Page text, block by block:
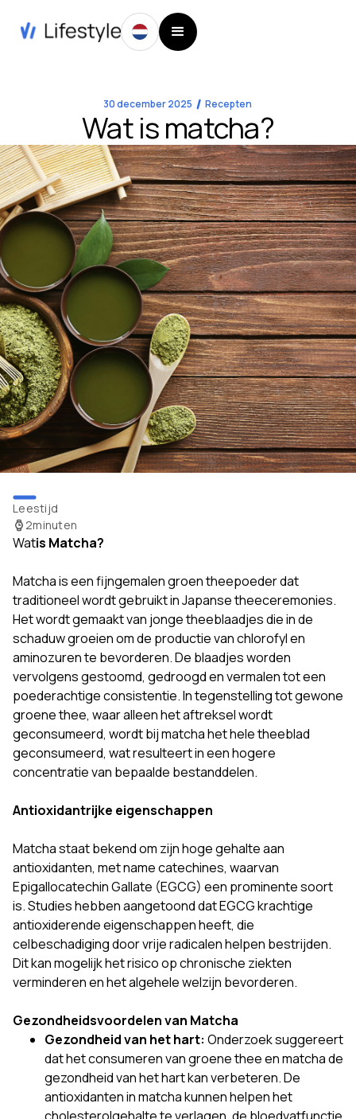
30 december 2025 Recepten
Wat is matcha?
Leestijd
2minuten
Watis Matcha?
Matcha is een fijngemalen groen theepoeder dat
traditioneel wordt gebruikt in Japanse theeceremonies.
Het wordt gemaakt van jonge theeblaadjes die in de
schaduw groeien om de productie van chlorofyl en
aminozuren te bevorderen. De blaadjes worden
vervolgens gestoomd, gedroogd en vermalen tot een
poederachtige consistentie. In tegenstelling tot gewone
groene thee, waar alleen het aftreksel wordt
geconsumeerd, wordt bij matcha het hele theeblad
geconsumeerd, wat resulteert in een hogere
concentratie van bepaalde bestanddelen.
Antioxidantrijke eigenschappen
Matcha staat bekend om zijn hoge gehalte aan
antioxidanten, met name catechines, waarvan
Epigallocatechin Gallate (EGCG) een prominente soort
is. Studies hebben aangetoond dat EGCG krachtige
antioxiderende eigenschappen heeft, die
celbeschadiging door vrije radicalen helpen bestrijden.
Dit kan mogelijk het risico op chronische ziekten
verminderen en het algehele welzijn bevorderen.
Gezondheidsvoordelen van Matcha
Gezondheid van het hart: Onderzoek suggereert
dat het consumeren van groene thee en matcha de
gezondheid van het hart kan verbeteren. De
antioxidanten in matcha kunnen helpen het